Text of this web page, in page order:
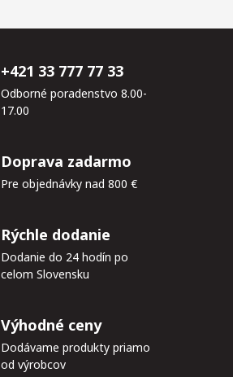
+421 33 777 77 33
Odborné poradenstvo 8.00-
17.00
Doprava zadarmo
Pre objednávky nad 800 €
Rýchle dodanie
Dodanie do 24 hodín po
celom Slovensku
Výhodné ceny
Dodávame produkty priamo
od výrobcov